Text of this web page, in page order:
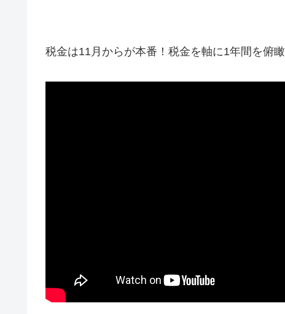
税金は11月からが本番！税金を軸に1年間を俯